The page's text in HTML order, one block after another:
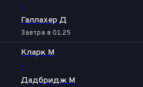
-
Галлахер Д
Завтра в 01:25
Кларк М
-
Дадбридж М